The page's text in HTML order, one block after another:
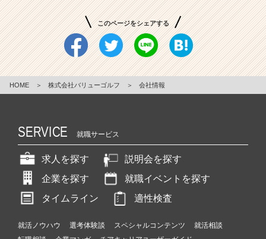
このページをシェアする
HOME ＞ 株式会社バリューゴルフ ＞ 会社情報
SERVICE 就職サービス
求人を探す
説明会を探す
企業を探す
就職イベントを探す
タイムライン
適性検査
就活ノウハウ 選考体験談 スペシャルコンテンツ
就活相談